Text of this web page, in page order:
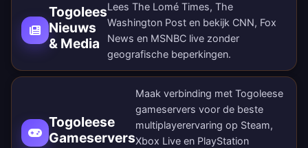
Togolees
Nieuws
& Media
Lees The Lomé Times, The
Washington Post en bekijk CNN, Fox
News en MSNBC live zonder
geografische beperkingen.
Togoleese
Gameservers
Maak verbinding met Togoleese
gameservers voor de beste
multiplayerervaring op Steam,
Xbox Live en PlayStation